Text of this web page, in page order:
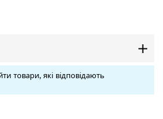
товари, які відповідають